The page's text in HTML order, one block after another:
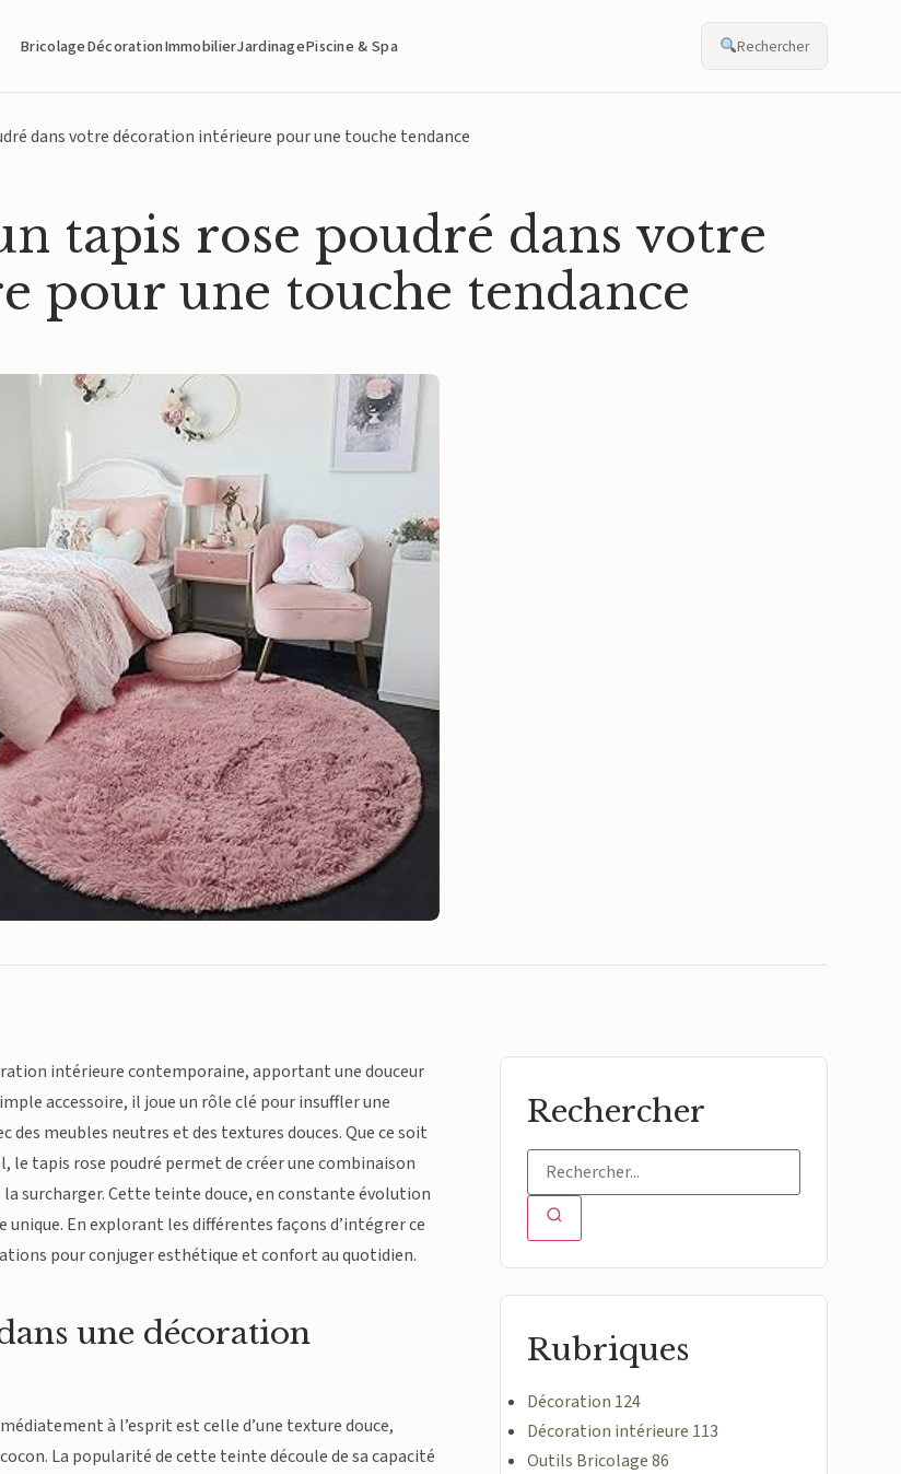
BricolageDécorationImmobilierJardinagePiscine & Spa Rechercher
dans votre décoration intérieure pour une touche tendance
tapis rose poudré dans votre
pour une touche tendance
intérieure contemporaine, apportant une douceur
accessoire, il joue un rôle clé pour insuffler une
meubles neutres et des textures douces. Que ce soit
le tapis rose poudré permet de créer une combinaison
surcharger. Cette teinte douce, en constante évolution
En explorant les différentes façons d’intégrer ce
pour conjuger esthétique et confort au quotidien.
une décoration
à l’esprit est celle d’une texture douce,
La popularité de cette teinte découle de sa capacité
Rechercher
Rubriques
Décoration 124
Décoration intérieure 113
Outils Bricolage86